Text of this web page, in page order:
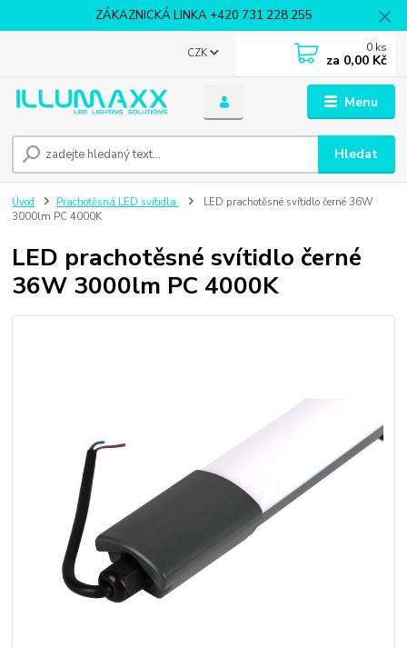
ZÁKAZNICKÁ LINKA +420 731 228 255
Menu
CZK
Hledat
0 ks
za 0,00 Kč
Úvod Prachotěsná LED svítidla
LED prachotěsné svítidlo černé 36W
3000lm PC 4000K
LED prachotěsné svítidlo černé
36W 3000lm PC 4000K